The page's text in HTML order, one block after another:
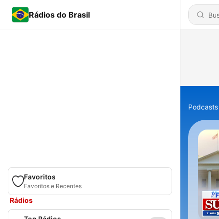
Rádios do Brasil
Favoritos
Favoritos e Recentes
Rádios
Podcasts